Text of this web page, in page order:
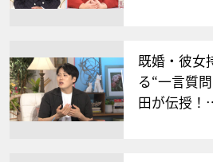
既婚・彼女
る“一言質
田が伝授